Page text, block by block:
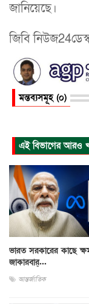
জানিয়েছে।
জিবি
মন্তব্যসমূহ (০)
এই বিভাগের আরও
ভারত সরকারের কাছে
জাকারবার্...
আন্তর্জাতিক